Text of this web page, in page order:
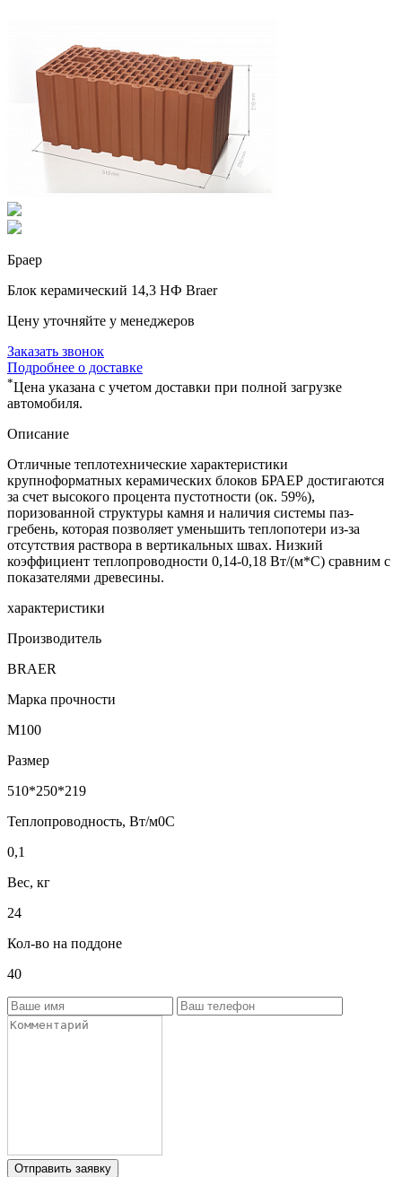
Браер
Блок керамический 14,3 НФ Braer
Цену уточняйте у менеджеров
Заказать звонок
Подробнее о доставке
*Цена указана с учетом доставки при полной загрузке
автомобиля.
Описание
Отличные теплотехнические характеристики
крупноформатных керамических блоков БРАЕР достигаются
за счет высокого процента пустотности (ок. 59%),
поризованной структуры камня и наличия системы паз-
гребень, которая позволяет уменьшить теплопотери из-за
отсутствия раствора в вертикальных швах. Низкий
коэффициент теплопроводности 0,14-0,18 Вт/(м*С) сравним с
показателями древесины.
характеристики
Производитель
BRAER
Марка прочности
М100
Размер
510*250*219
Теплопроводность, Вт/м0С
0,1
Вес, кг
24
Кол-во на поддоне
40